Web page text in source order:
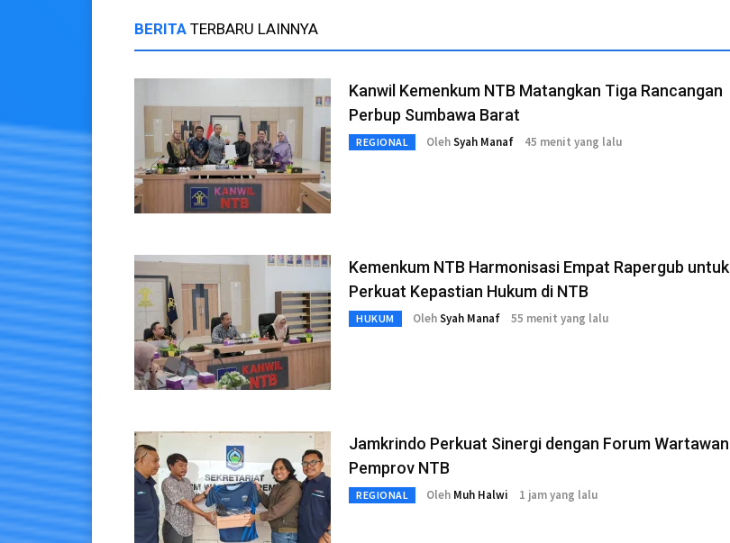
BERITA TERBARU LAINNYA
Kanwil Kemenkum NTB Matangkan Tiga Rancangan
Perbup Sumbawa Barat
REGIONAL OlehSyah Manaf 45 menit yang lalu
Kemenkum NTB Harmonisasi Empat Rapergub untuk
Perkuat Kepastian Hukum di NTB
HUKUM OlehSyah Manaf 55 menit yang lalu
Jamkrindo Perkuat Sinergi dengan Forum Wartawan
Pemprov NTB
REGIONAL Oleh Muh Halwi 1 jam yang lalu